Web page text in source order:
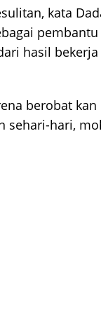
kata
hasil
berobat
sehari-hari,